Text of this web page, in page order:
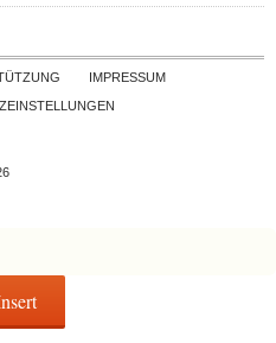
Skip to contentIMPRESSUM